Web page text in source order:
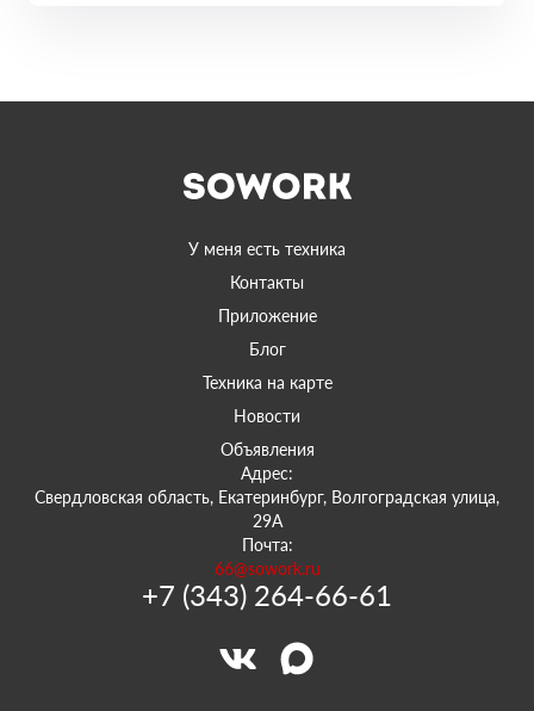
У меня есть техника
Контакты
Приложение
Блог
Техника на карте
Новости
Объявления
Адрес:
Свердловская область, Екатеринбург, Волгоградская улица,
29А
Почта:
66@sowork.ru
+7 (343) 264-66-61